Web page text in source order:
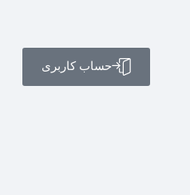
حساب کاربری